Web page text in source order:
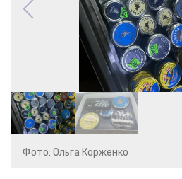
Фото: Ольга Корженко